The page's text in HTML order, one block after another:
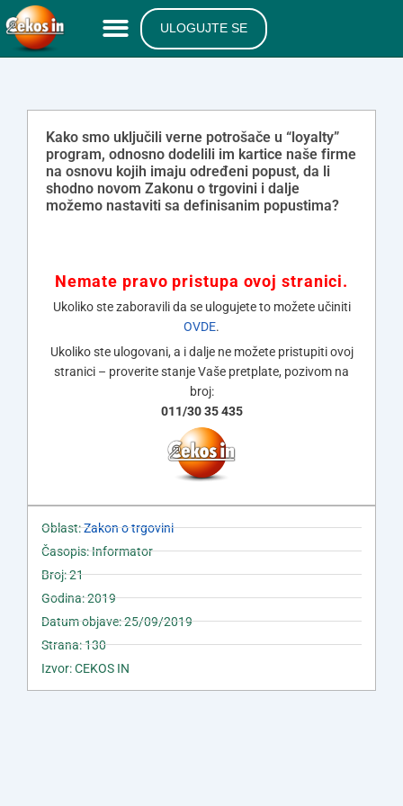
ULOGUJTE SE
Kako smo uključili verne potrošače u “loyalty”
program, odnosno dodelili im kartice naše firme
na osnovu kojih imaju određeni popust, da li
shodno novom Zakonu o trgovini i dalje
možemo nastaviti sa definisanim popustima?
Nemate pravo pristupa ovoj stranici.
Ukoliko ste zaboravili da se ulogujete to možete učiniti
OVDE.
Ukoliko ste ulogovani, a i dalje ne možete pristupiti ovoj
stranici – proverite stanje Vaše pretplate, pozivom na
broj:
011/30 35 435
Oblast:Zakon o trgovini
Časopis: Informator
Broj: 21
Godina: 2019
Datum objave: 25/09/2019
Strana: 130
Izvor: CEKOS IN